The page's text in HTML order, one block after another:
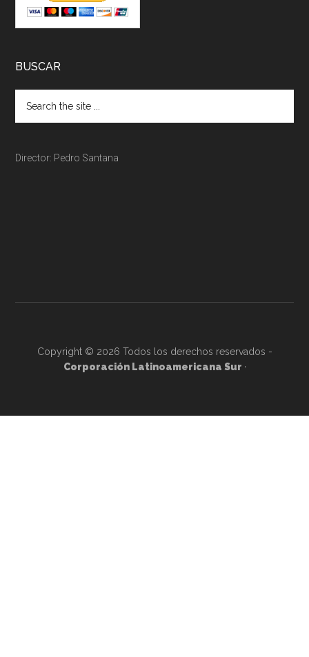
BUSCAR
Director: Pedro Santana
Copyright © 2026 Todos los derechos reservados -
Corporación Latinoamericana Sur ·